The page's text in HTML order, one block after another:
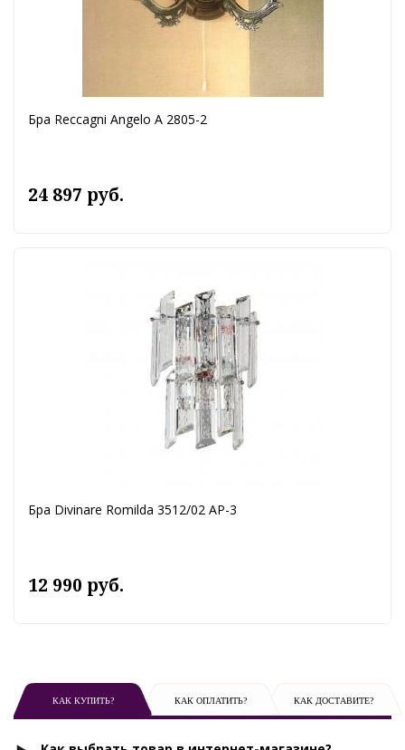
Бра Reccagni Angelo A 2805-2
24 897 руб.
Бра Divinare Romilda 3512/02 AP-3
12 990 руб.
КАК КУПИТЬ? КАК ОПЛАТИТЬ? КАК ДОСТАВИТЕ?